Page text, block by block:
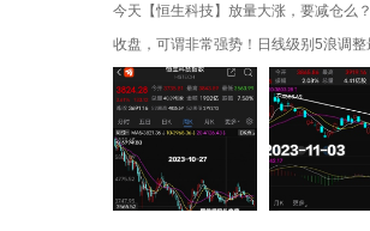
今天【恒生科技】放量大涨，要减仓么
收盘，可谓非常强势！日线级别5浪调
强。前期突破日线反压趋势线，板块趋
了！恒生科技4000点下方只买不卖，阿